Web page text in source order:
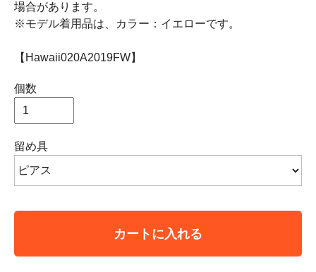
場合があります。
※モデル着用品は、カラー：イエローです。
【Hawaii020A2019FW】
個数
留め具
カートに入れる